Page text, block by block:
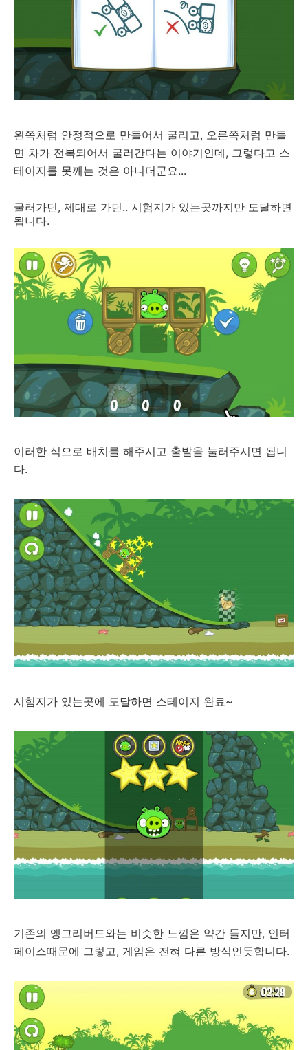
왼쪽처럼 안정적으로 만들어서 굴리고, 오른쪽처럼 만들
면 차가 전복되어서 굴러간다는 이야기인데, 그렇다고 스
테이지를 못깨는 것은 아니더군요...
굴러가던, 제대로 가던.. 시험지가 있는곳까지만 도달하면
됩니다.
이러한 식으로 배치를 해주시고 출발을 눌러주시면 됩니
다.
시험지가 있는곳에 도달하면 스테이지 완료~
기존의 앵그리버드와는 비슷한 느낌은 약간 들지만, 인터
페이스때문에 그렇고, 게임은 전혀 다른 방식인듯합니다.